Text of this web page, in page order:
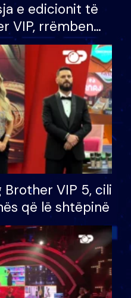
e edicionit të
VIP, rrëmben
100 mijë eurosh
VIP 5, cili
që lë shtëpinë